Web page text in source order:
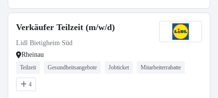
Verkäufer Teilzeit (m/w/d)
Lidl Bietigheim Süd
Rheinau
Teilzeit Gesundheitsangebote Jobticket Mitarbeiterrabatte
4